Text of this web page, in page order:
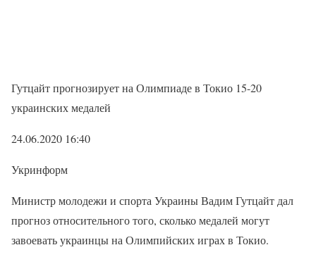
Гутцайт прогнозирует на Олимпиаде в Токио 15-20
украинских медалей
24.06.2020 16:40
Укринформ
Министр молодежи и спорта Украины Вадим Гутцайт дал
прогноз относительного того, сколько медалей могут
завоевать украинцы на Олимпийских играх в Токио.